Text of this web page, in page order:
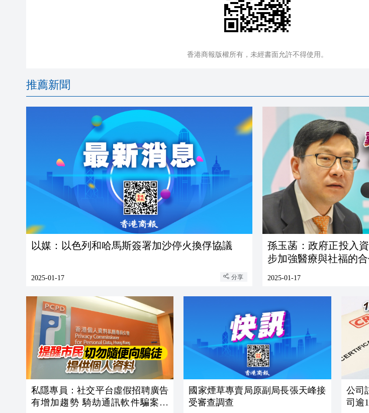
香港商報版權所有，未經書面允許不得使用。
推薦新聞
以媒：以色列和哈馬斯簽署加沙停火換俘協議
2025-01-17 分享
孫玉菡：政府正投入
步加強醫療與社福的
2025-01-17
私隱專員：社交平台虛假招聘廣告
有增加趨勢 騎劫通訊軟件騙案死
國家煙草專賣局原副局長張天峰接
受審查調查
公司
司逾